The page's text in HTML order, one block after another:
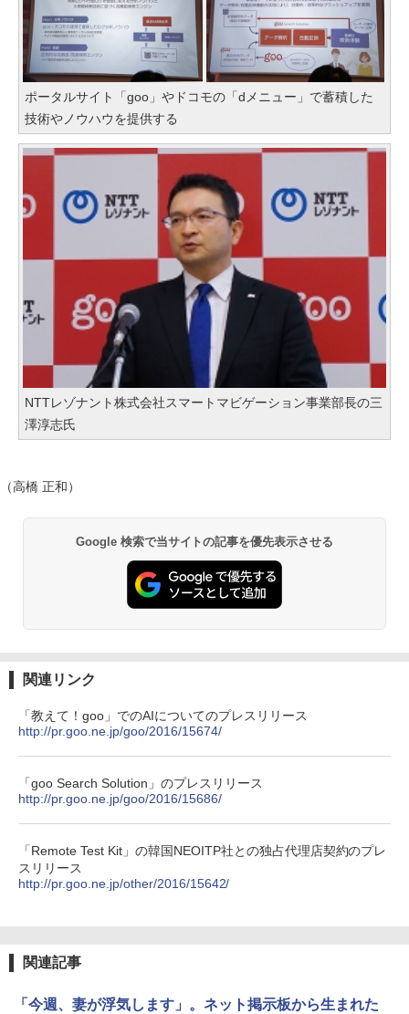
ポータルサイト「goo」やドコモの「dメニュー」で蓄積した
技術やノウハウを提供する
NTTレゾナント株式会社スマートマビゲーション事業部長の三
澤淳志氏
（高橋 正和）
Google 検索で当サイトの記事を優先表示させる
関連リンク
「教えて！goo」でのAIについてのプレスリリース
http://pr.goo.ne.jp/goo/2016/15674/
「goo Search Solution」のプレスリリース
http://pr.goo.ne.jp/goo/2016/15686/
「Remote Test Kit」の韓国NEOITP社との独占代理店契約のプレ
スリリース
http://pr.goo.ne.jp/other/2016/15642/
関連記事
「今週、妻が浮気します」。ネット掲示板から生まれた